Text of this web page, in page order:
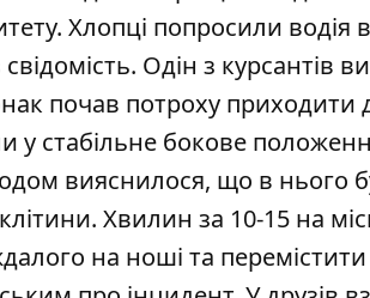
Хлопці попросили водія
Одін з курсантів
почав потроху приходити
у стабільне бокове
вияснилося, що в нього
Хвилин за 10-15 на
на ноші та